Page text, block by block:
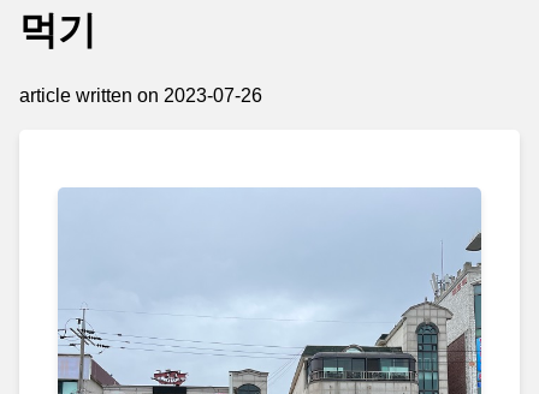
먹기
article written on 2023-07-26